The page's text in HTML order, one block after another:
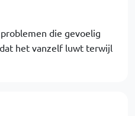
die gevoelig
het vanzelf luwt terwijl